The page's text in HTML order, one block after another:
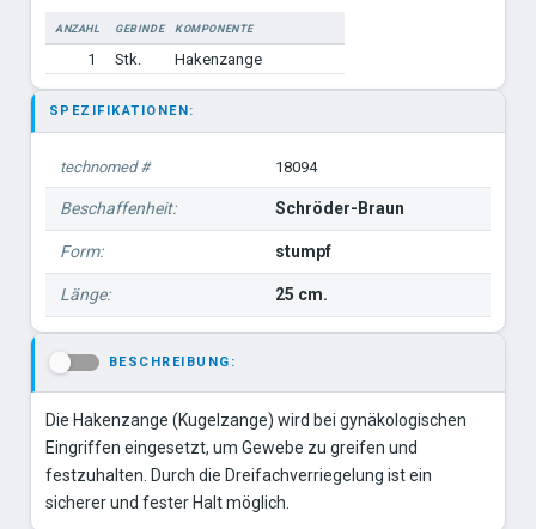
ANZAHL GEBINDE
KOMPONENTE
1
Stk. Hakenzange
SPEZIFIKATIONEN:
technomed # 18094
Beschaffenheit: Schröder-Braun
Form: stumpf
Länge: 25 cm.
BESCHREIBUNG:
Die Hakenzange (Kugelzange) wird bei gynäkologischen
Eingriffen eingesetzt, um Gewebe zu greifen und
festzuhalten. Durch die Dreifachverriegelung ist ein
sicherer und fester Halt möglich.